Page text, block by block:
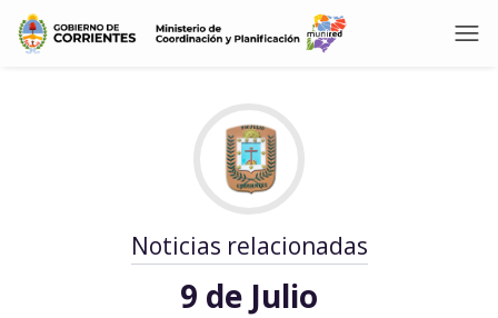
Noticias relacionadas
9 de Julio